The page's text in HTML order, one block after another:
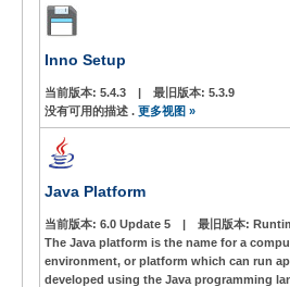
Inno Setup
当前版本: 5.4.3 | 最旧版本: 5.3.9
没有可用的描述 . 更多视图 »
Java Platform
当前版本: 6.0 Update 5 | 最旧版本:
The Java platform is the name for a
environment, or platform which can run
developed using the Java programming